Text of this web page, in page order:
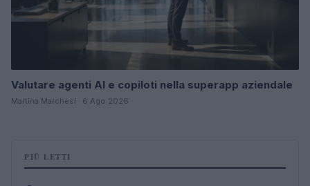
Valutare agenti AI e copiloti nella superapp aziendale
Martina Marchesi · 6 Ago 2026
PIÙ LETTI